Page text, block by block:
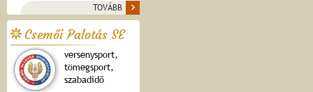
TOVÁBB
Csemői Palotás SE
versenysport,
tömegsport,
szabadidő